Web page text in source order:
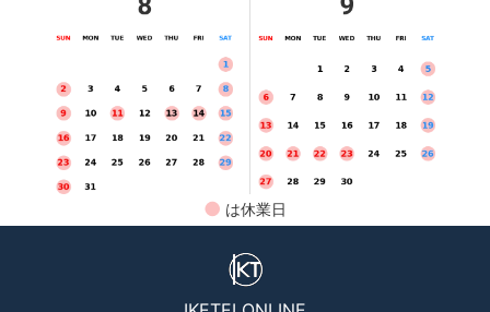
● は休業日